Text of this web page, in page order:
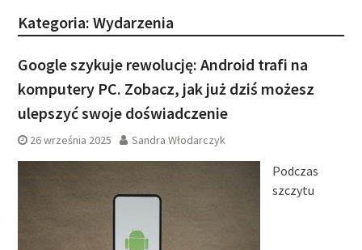
Kategoria: Wydarzenia
Google szykuje rewolucję: Android trafi na
komputery PC. Zobacz, jak już dziś możesz
ulepszyć swoje doświadczenie
26 września 2025 Sandra Włodarczyk
Podczas
szczytu